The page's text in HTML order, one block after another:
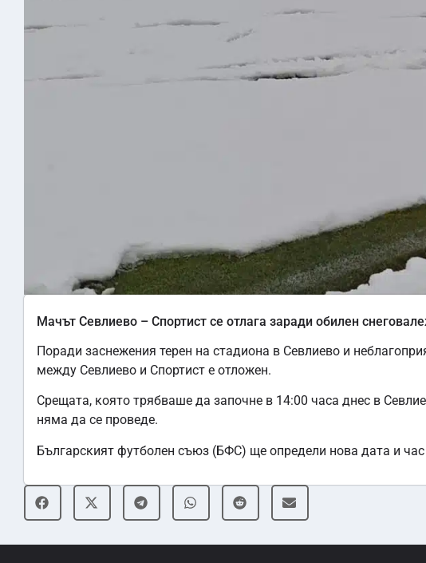
Мачът Севлиево – Спортист се отлага заради обилен
Поради заснежения терен на стадиона в Севлиево и
между Севлиево и Спортист е отложен.
Срещата, която трябваше да започне в 14:00 часа днес в
няма да се проведе.
Българският футболен съюз (БФС) ще определи нова дата и